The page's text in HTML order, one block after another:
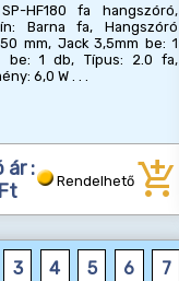
HF180 fa hangszóró,
Barna fa, Hangszóró
mm, Jack 3,5mm be: 1
be: 1 db, Típus: 2.0 fa,
6,0 W
ár :
Rendelhető add_shopping_cart
3 4 5 6 7